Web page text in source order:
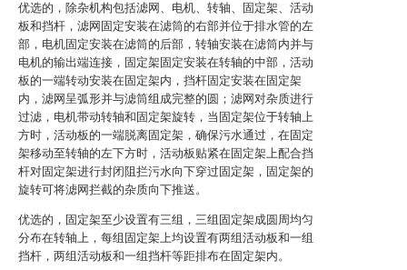
优选的，除杂机构包括滤网、电机、转轴、固定架、活动
板和挡杆，滤网固定安装在滤筒的右部并位于排水管的左
部，电机固定安装在滤筒的后部，转轴安装在滤筒内并与
电机的输出端连接，固定架固定安装在转轴的中部，活动
板的一端转动安装在固定架内，挡杆固定安装在固定架
内，滤网呈弧形并与滤筒组成完整的圆；滤网对杂质进行
过滤，电机带动转轴和固定架旋转，当固定架位于转轴上
方时，活动板的一端脱离固定架，确保污水通过，在固定
架移动至转轴的左下方时，活动板贴紧在固定架上配合挡
杆对固定架进行封闭阻拦污水向下穿过固定架，固定架的
旋转可将滤网拦截的杂质向下推送。
优选的，固定架至少设置有三组，三组固定架成圆周均匀
分布在转轴上，每组固定架上均设置有两组活动板和一组
挡杆，两组活动板和一组挡杆等距排布在固定架内。